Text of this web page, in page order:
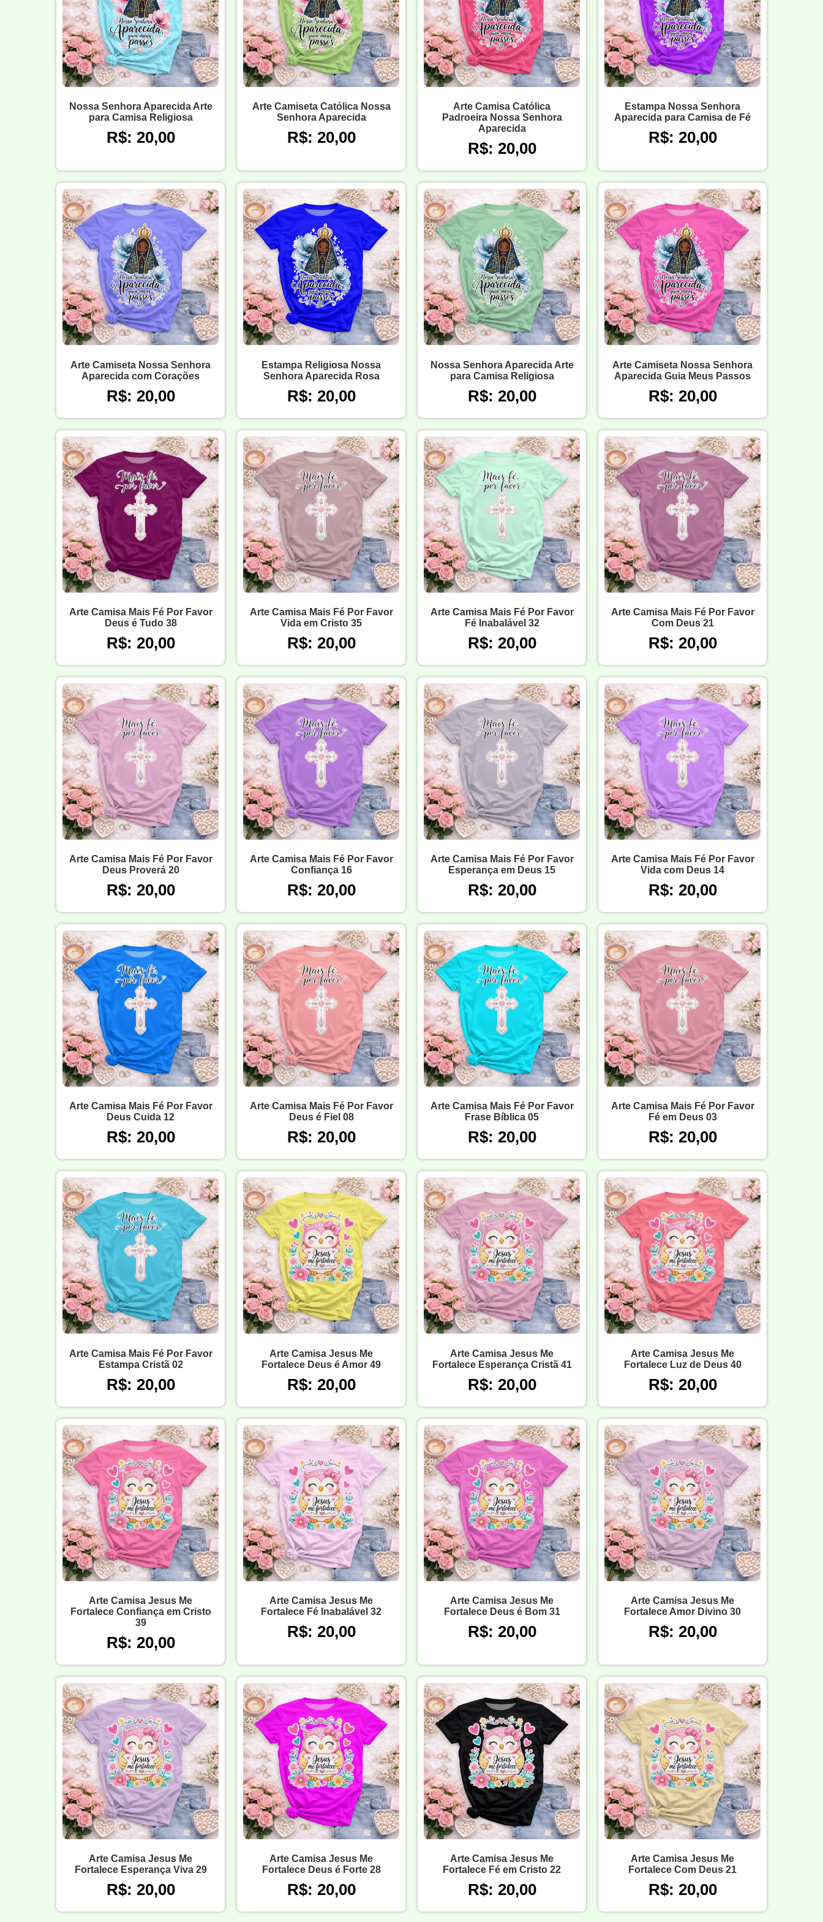
Nossa Senhora Aparecida Arte
para Camisa Religiosa
R$: 20,00
Arte Camiseta Católica Nossa
Senhora Aparecida
R$: 20,00
Arte Camisa Católica
Padroeira Nossa Senhora
Aparecida
R$: 20,00
Estampa Nossa Senhora
Aparecida para Camisa de Fé
R$: 20,00
Arte Camiseta Nossa Senhora
Aparecida com Corações
R$: 20,00
Estampa Religiosa Nossa
Senhora Aparecida Rosa
R$: 20,00
Nossa Senhora Aparecida Arte
para Camisa Religiosa
R$: 20,00
Arte Camiseta Nossa Senhora
Aparecida Guia Meus Passos
R$: 20,00
Arte Camisa Mais Fé Por Favor
Deus é Tudo 38
R$: 20,00
Arte Camisa Mais Fé Por Favor
Vida em Cristo 35
R$: 20,00
Arte Camisa Mais Fé Por Favor
Fé Inabalável 32
R$: 20,00
Arte Camisa Mais Fé Por Favor
Com Deus 21
R$: 20,00
Arte Camisa Mais Fé Por Favor
Deus Proverá 20
R$: 20,00
Arte Camisa Mais Fé Por Favor
Confiança 16
R$: 20,00
Arte Camisa Mais Fé Por Favor
Esperança em Deus 15
R$: 20,00
Arte Camisa Mais Fé Por Favor
Vida com Deus 14
R$: 20,00
Arte Camisa Mais Fé Por Favor
Deus Cuida 12
R$: 20,00
Arte Camisa Mais Fé Por Favor
Deus é Fiel 08
R$: 20,00
Arte Camisa Mais Fé Por Favor
Frase Bíblica 05
R$: 20,00
Arte Camisa Mais Fé Por Favor
Fé em Deus 03
R$: 20,00
Arte Camisa Mais Fé Por Favor
Estampa Cristã 02
R$: 20,00
Arte Camisa Jesus Me
Fortalece Deus é Amor 49
R$: 20,00
Arte Camisa Jesus Me
Fortalece Esperança Cristã 41
R$: 20,00
Arte Camisa Jesus Me
Fortalece Luz de Deus 40
R$: 20,00
Arte Camisa Jesus Me
Fortalece Confiança em Cristo
39
R$: 20,00
Arte Camisa Jesus Me
Fortalece Fé Inabalável 32
R$: 20,00
Arte Camisa Jesus Me
Fortalece Deus é Bom 31
R$: 20,00
Arte Camisa Jesus Me
Fortalece Amor Divino 30
R$: 20,00
Arte Camisa Jesus Me
Fortalece Esperança Viva 29
R$: 20,00
Arte Camisa Jesus Me
Fortalece Deus é Forte 28
R$: 20,00
Arte Camisa Jesus Me
Fortalece Fé em Cristo 22
R$: 20,00
Arte Camisa Jesus Me
Fortalece Com Deus 21
R$: 20,00